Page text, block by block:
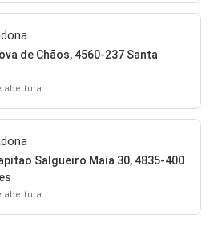
de Chãos, 4560-237 Santa
abertura
Salgueiro Maia 30, 4835-400
abertura